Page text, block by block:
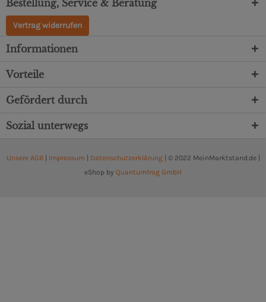
Bestellung, Service & Beratung
Vertrag widerrufen
Informationen
Vorteile
Gefördert durch
Sozial unterwegs
Unsere AGB| Impressum Datenschutzerklärung| © 2022 MeinMarktstand.de |
eShop by Quantumfrog GmbH